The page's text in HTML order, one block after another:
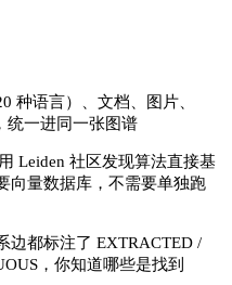
种语言）、文档、图片、
统一进同一张图谱
Leiden 社区发现算法直接基
向量数据库，不需要单独跑
边都标注了 EXTRACTED /
，你知道哪些是找到